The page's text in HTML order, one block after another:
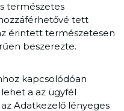
természetes
tett
érintett természetesen
beszerezte.
kapcsolódóan
a az ügyfél
Adatkezelő lényeges